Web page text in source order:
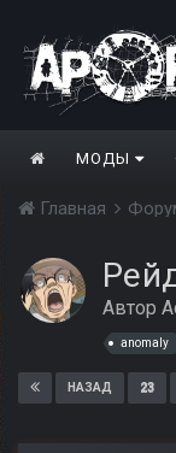
МОДЫ
Главная
Автор
anomaly
НАЗАД 23